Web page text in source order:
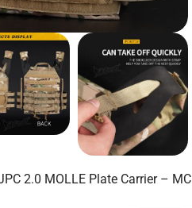
2.0 MOLLE Plate Carrier – MC